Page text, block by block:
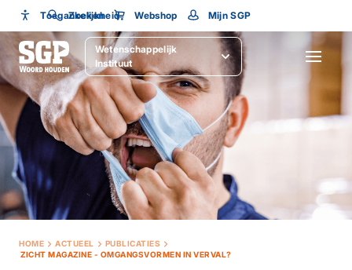
Toegankelijkheid
Toegankelijkheid
Lettergrootte
Zoeken Webshop Mijn SGP
Wetenschappelijk
Instituut
HOME ACTUEEL
PUBLICATIES
ZICHT MAGAZINE - OMGANGSVORMEN IN VERVAL?